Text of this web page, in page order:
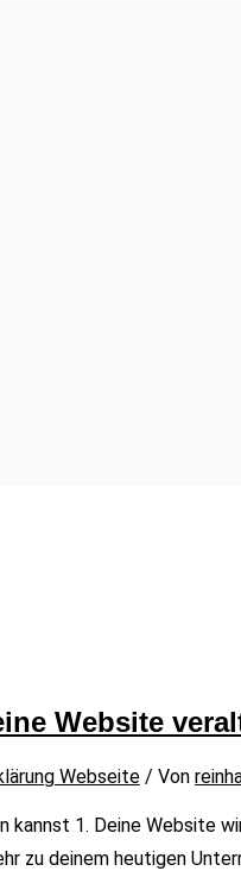
Website
Webseite / Von
1. Deine Website
zu deinem heutigen